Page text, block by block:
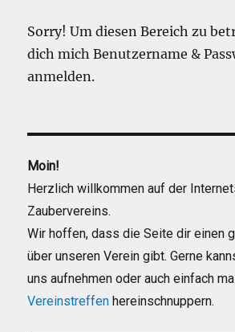
Sorry! Um diesen Bereich zu
dich mich Benutzername &
anmelden.
Moin!
Herzlich willkommen auf der
Zaubervereins.
Wir hoffen, dass die Seite dir einen
über unseren Verein gibt. Gerne
uns aufnehmen oder auch einfach
Vereinstreffen hereinschnuppern.